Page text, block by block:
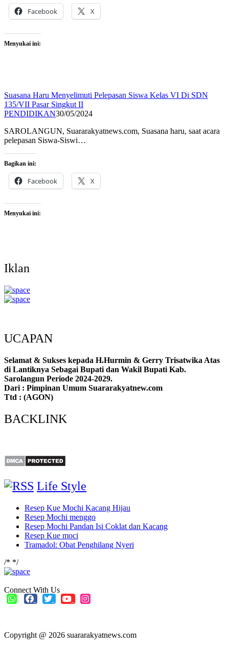
Facebook X
Menyukai ini:
Suasana Haru Menyelimuti Pelepasan Siswa Kelas VI Di SDN
135/VII Pasar Singkut II
PENDIDIKAN30/05/2024
SAROLANGUN, Suararakyatnews.com, Suasana haru, saat acara
pelepasan Siswa-Siswi…
Bagikan ini:
Facebook X
Menyukai ini:
Iklan
UCAPAN
Selamat & Sukses kepada H.Hurmin & Gerry Trisatwika Atas
di Lantiknya Sebagai Bupati dan Wakil Bupati Kab.
Sarolangun Periode 2024-2029.
Dari : Pimpinan Umum Suararakyatnew.com
Ttd : (AGON)
BACKLINK
Life Style
Resep Kue Mochi Kacang Hijau
Resep Mochi menggo
Resep Mochi Pandan Isi Coklat dan Kacang
Resep Kue moci
Tramadol: Obat Penghilang Nyeri
/* */
Connect With Us
Copyright @ 2026 suararakyatnews.com